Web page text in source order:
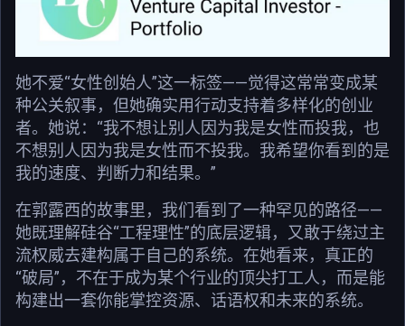
她不爱“女性创始人”这一标签——觉得这常常变成某
种公关叙事，但她确实用行动支持着多样化的创业
者。她说：“我不想让别人因为我是女性而投我，也
不想别人因为我是女性而不投我。我希望你看到的是
我的速度、判断力和结果。”
在郭露西的故事里，我们看到了一种罕见的路径——
她既理解硅谷“工程理性”的底层逻辑，又敢于绕过主
流权威去建构属于自己的系统。在她看来，真正的
“破局”，不在于成为某个行业的顶尖打工人，而是能
构建出一套你能掌控资源、话语权和未来的系统。